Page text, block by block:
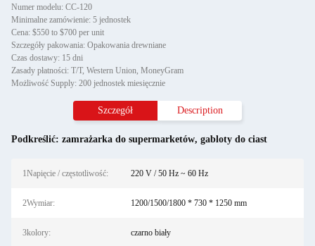
Numer modelu: CC-120
Minimalne zamówienie: 5 jednostek
Cena: $550 to $700 per unit
Szczegóły pakowania: Opakowania drewniane
Czas dostawy: 15 dni
Zasady płatności: T/T, Western Union, MoneyGram
Możliwość Supply: 200 jednostek miesięcznie
Szczegół Description
Podkreślić: zamrażarka do supermarketów, gabloty do ciast
1Napięcie / częstotliwość: 220 V / 50 Hz ~ 60 Hz
2Wymiar: 1200/1500/1800 * 730 * 1250 mm
3kolory: czarno biały